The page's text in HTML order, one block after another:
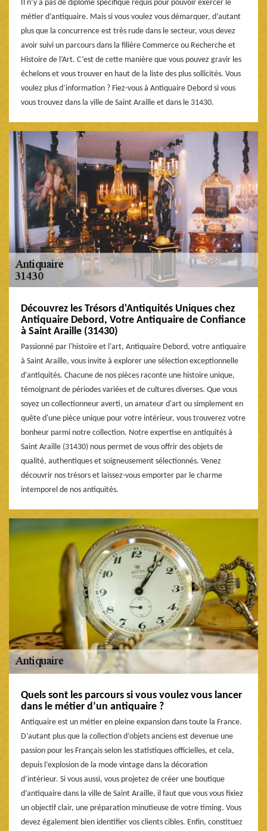
Il n’y a pas de diplôme spécifique requis pour pouvoir exercer le
métier d’antiquaire. Mais si vous voulez vous démarquer, d’autant
plus que la concurrence est très rude dans le secteur, vous devez
avoir suivi un parcours dans la filière Commerce ou Recherche et
Histoire de l’Art. C’est de cette manière que vous pouvez gravir les
échelons et vous trouver en haut de la liste des plus sollicités. Vous
voulez plus d’information ? Fiez-vous à Antiquaire Debord si vous
vous trouvez dans la ville de Saint Araille et dans le 31430.
Découvrez les Trésors d'Antiquités Uniques chez
Antiquaire Debord, Votre Antiquaire de Confiance
à Saint Araille (31430)
Passionné par l'histoire et l'art, Antiquaire Debord, votre antiquaire
à Saint Araille, vous invite à explorer une sélection exceptionnelle
d'antiquités. Chacune de nos pièces raconte une histoire unique,
témoignant de périodes variées et de cultures diverses. Que vous
soyez un collectionneur averti, un amateur d'art ou simplement en
quête d'une pièce unique pour votre intérieur, vous trouverez votre
bonheur parmi notre collection. Notre expertise en antiquités à
Saint Araille (31430) nous permet de vous offrir des objets de
qualité, authentiques et soigneusement sélectionnés. Venez
découvrir nos trésors et laissez-vous emporter par le charme
intemporel de nos antiquités.
Quels sont les parcours si vous voulez vous lancer
dans le métier d’un antiquaire ?
Antiquaire est un métier en pleine expansion dans toute la France.
D’autant plus que la collection d’objets anciens est devenue une
passion pour les Français selon les statistiques officielles, et cela,
depuis l’explosion de la mode vintage dans la décoration
d’intérieur. Si vous aussi, vous projetez de créer une boutique
d’antiquaire dans la ville de Saint Araille, il faut que vous vous fixiez
un objectif clair, une préparation minutieuse de votre timing. Vous
devez également bien identifier vos clients cibles. Enfin, constituez